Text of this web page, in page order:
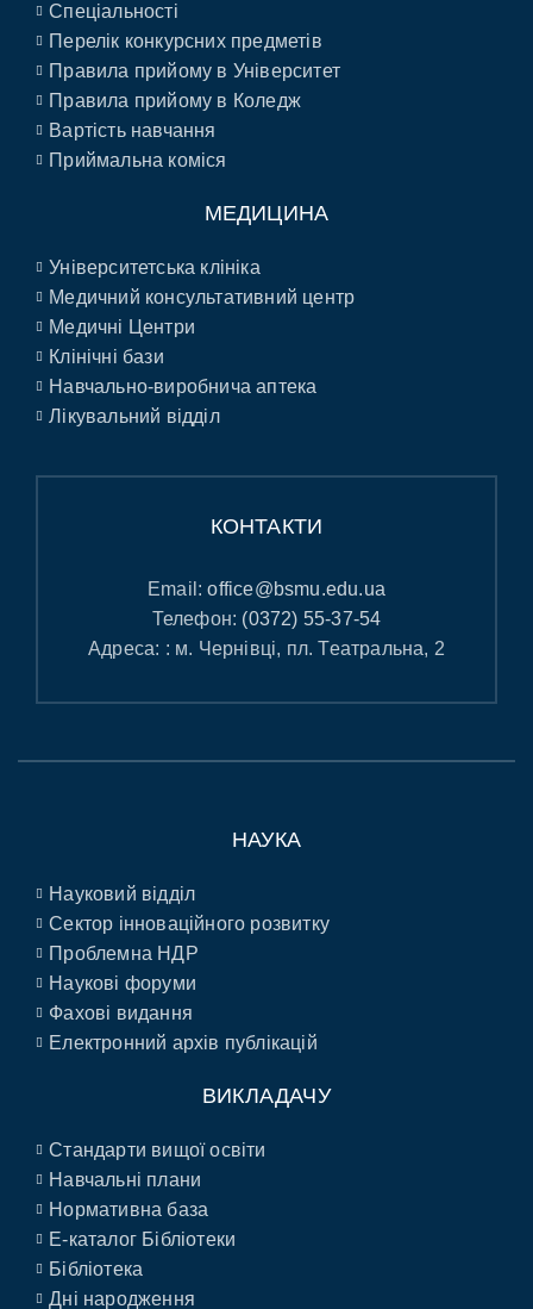
Спеціальності
Перелік конкурсних предметів
Правила прийому в Університет
Правила прийому в Коледж
Вартість навчання
Приймальна коміся
МЕДИЦИНА
Університетська клініка
Медичний консультативний центр
Медичні Центри
Клінічні бази
Навчально-виробнича аптека
Лікувальний відділ
КОНТАКТИ
Email:office@bsmu.edu.ua
Телефон: (0372) 55-37-54
Адреса: : м. Чернівці, пл. Театральна, 2
НАУКА
Науковий відділ
Сектор інноваційного розвитку
Проблемна НДР
Наукові форуми
Фахові видання
Електронний архів публікацій
ВИКЛАДАЧУ
Стандарти вищої освіти
Навчальні плани
Нормативна база
E-каталог Бібліотеки
Бібліотека
Дні народження